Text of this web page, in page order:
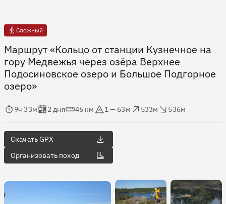
Сложный
Маршрут «Кольцо от станции Кузнечное на
гору Медвежья через озёра Верхнее
Подосиновское озеро и Большое Подгорное
озеро»
в пути
9ч 33м
Оценка в днях
2 дня
46 км
1 — 63м
533м
536м
Скачать GPX
Организовать поход